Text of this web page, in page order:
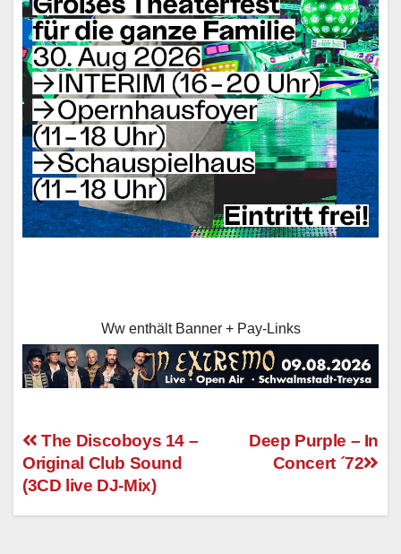
Ww enthält Banner + Pay-Links
Beitragsnavigation
Deep Purple – In
Concert ´72
The Discoboys 14 –
Original Club Sound
(3CD live DJ-Mix)